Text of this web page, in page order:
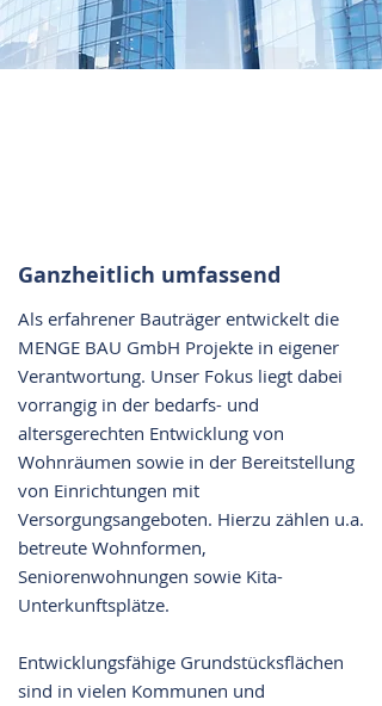
Ganzheitlich umfassend
Als erfahrener Bauträger entwickelt die
MENGE BAU GmbH Projekte in eigener
Verantwortung. Unser Fokus liegt dabei
vorrangig in der bedarfs- und
altersgerechten Entwicklung von
Wohnräumen sowie in der Bereitstellung
von Einrichtungen mit
Versorgungsangeboten. Hierzu zählen u.a.
betreute Wohnformen,
Seniorenwohnungen sowie Kita-
Unterkunftsplätze.
Entwicklungsfähige Grundstücksflächen
sind in vielen Kommunen und